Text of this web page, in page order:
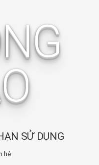
SỬ DỤNG
hệ